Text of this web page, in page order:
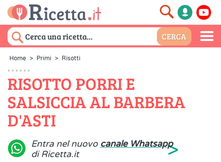
Home > Primi > Risotti
RISOTTO PORRI E
SALSICCIA AL BARBERA
D'ASTI
Entra nel nuovo canale Whatsapp
di Ricetta.it
>